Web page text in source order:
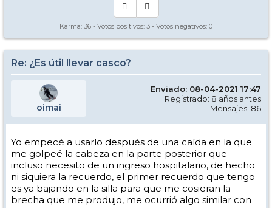
Karma: 36 - Votos positivos: 3 - Votos negativos: 0
Re: ¿Es útil llevar casco?
oimai
Enviado: 08-04-2021 17:47
Registrado: 8 años antes
Mensajes: 86
Yo empecé a usarlo después de una caída en la que
me golpeé la cabeza en la parte posterior que
incluso necesito de un ingreso hospitalario, de hecho
ni siquiera la recuerdo, el primer recuerdo que tengo
es ya bajando en la silla para que me cosieran la
brecha que me produjo, me ocurrió algo similar con